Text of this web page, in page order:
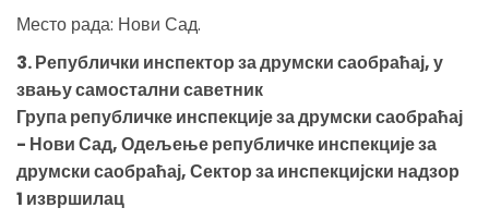
Место рада: Нови Сад.
3. Републички инспектор за друмски саобраћај, у
звању самостални саветник
Група републичке инспекције за друмски саобраћај
- Нови Сад, Одељење републичке инспекције за
друмски саобраћај, Сектор за инспекцијски надзор
1 извршилац